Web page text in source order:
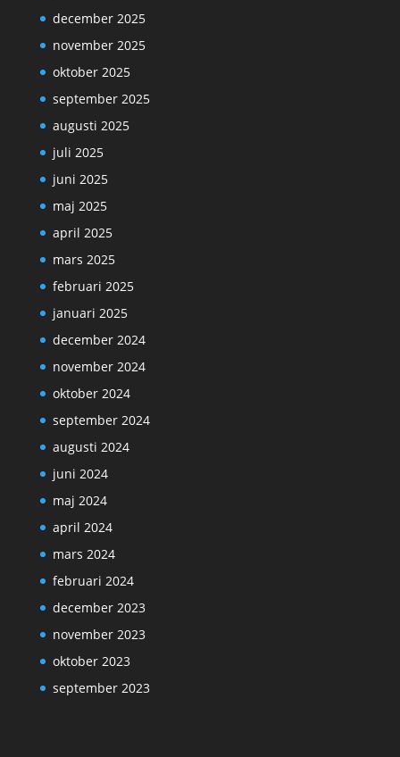
december 2025
november 2025
oktober 2025
september 2025
augusti 2025
juli 2025
juni 2025
maj 2025
april 2025
mars 2025
februari 2025
januari 2025
december 2024
november 2024
oktober 2024
september 2024
augusti 2024
juni 2024
maj 2024
april 2024
mars 2024
februari 2024
december 2023
november 2023
oktober 2023
september 2023